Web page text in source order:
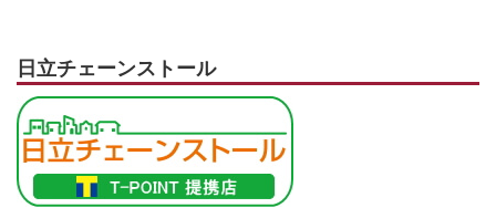
日立チェーンストール